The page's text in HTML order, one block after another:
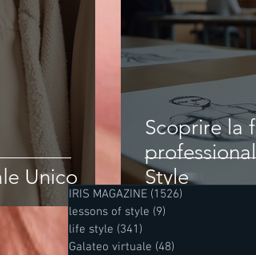
Unico
Scoprire la
Style
IRIS MAGAZINE (1526)
lessons of style (9)
life style (341)
Galateo virtuale (48)